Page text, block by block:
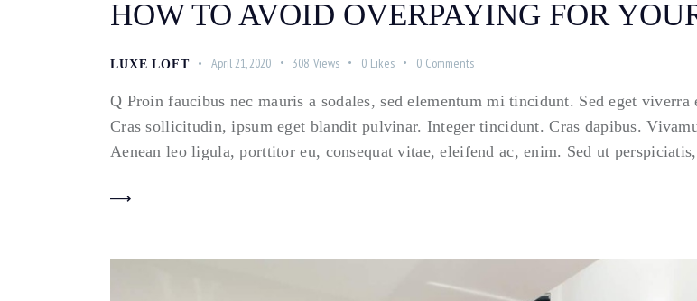
HOW TO AVOID OVERPAYING FOR
LUXE LOFT April 21, 2020 308 Views 0 Likes 0 Comments
Q Proin faucibus nec mauris a sodales, sed elementum mi tincidunt. Sed eget viverra
Cras sollicitudin, ipsum eget blandit pulvinar. Integer tincidunt. Cras dapibus.
Aenean leo ligula, porttitor eu, consequat vitae, eleifend ac, enim. Sed ut